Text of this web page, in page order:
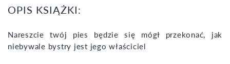
OPIS KSIĄŻKI:
Nareszcie twój pies będzie się mógł przekonać, jak
niebywale bystry jest jego właściciel